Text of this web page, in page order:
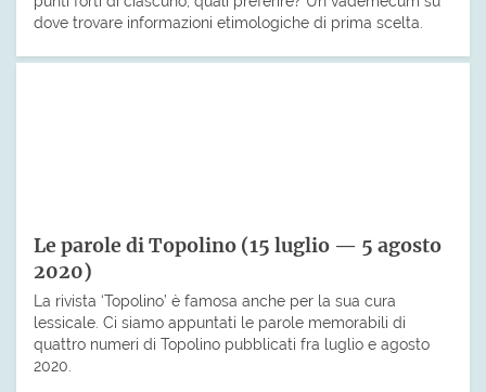
dove trovare informazioni etimologiche di prima scelta.
Le parole di Topolino (15 luglio — 5 agosto
2020)
La rivista ‘Topolino’ è famosa anche per la sua cura
lessicale. Ci siamo appuntati le parole memorabili di
quattro numeri di Topolino pubblicati fra luglio e agosto
2020.